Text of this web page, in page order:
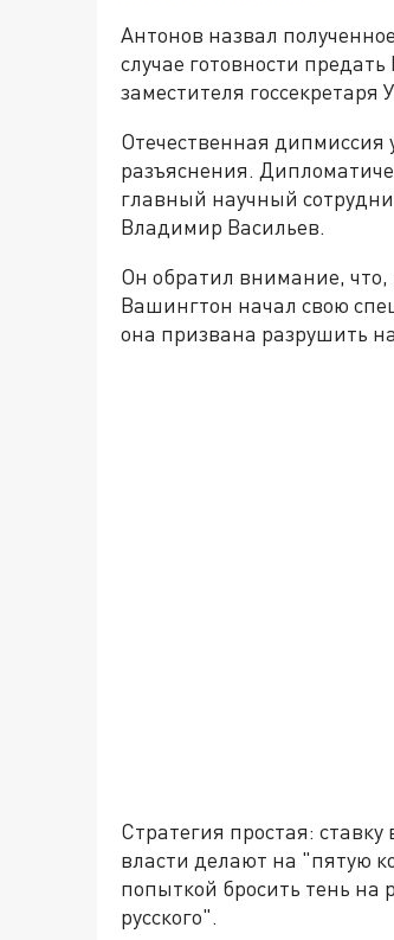
Антонов назвал
случае готовности
заместителя
Отечественная дипмиссия
разъяснения.
главный научный
Владимир Васильев.
Он обратил внимание,
Вашингтон начал свою
она призвана разрушить
Стратегия простая:
власти делают на "пятую
попыткой бросить тень на
русского".